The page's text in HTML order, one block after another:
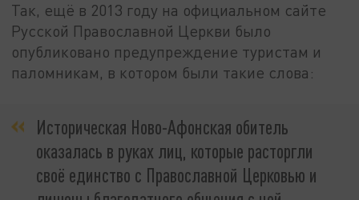
Так, ещё в 2013 году на официальном сайте
Русской Православной Церкви было
опубликовано предупреждение туристам и
паломникам, в котором были такие слова:
Историческая Ново-Афонская обитель
оказалась в руках лиц, которые расторгли
своё единство с Православной Церковью и